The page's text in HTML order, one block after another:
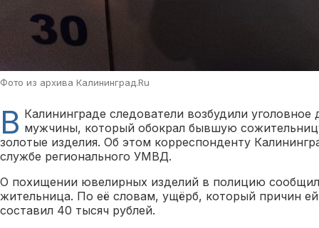
Фото из архива Калининград.Ru
В Калининграде следователи возбудили
мужчины, который обокрал бывшую
золотые изделия. Об этом корреспонденту
службе регионального УМВД.
О похищении ювелирных изделий в полицию
жительница. По её словам, ущёрб, который причин
составил 40 тысяч рублей.